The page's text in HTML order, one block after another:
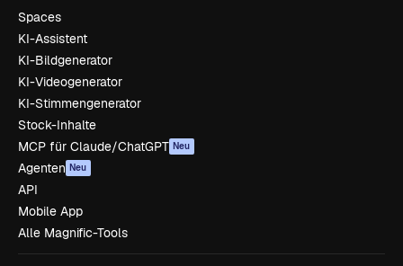
Spaces
KI-Assistent
KI-Bildgenerator
KI-Videogenerator
KI-Stimmengenerator
Stock-Inhalte
MCP für Claude/ChatGPT Neu
Agenten Neu
API
Mobile App
Alle Magnific-Tools